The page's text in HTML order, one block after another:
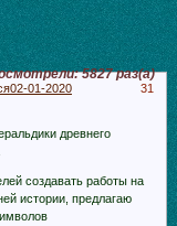
5827раз(а)
31
02-01-2020
древнего
создавать работы на
истории, предлагаю